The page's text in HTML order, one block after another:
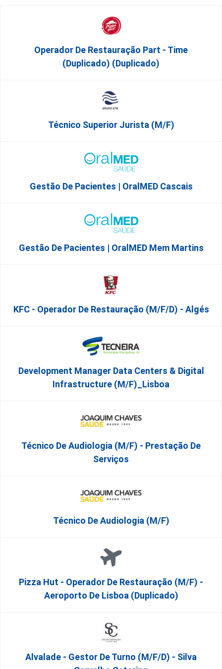
Operador De Restauração Part - Time
(Duplicado) (Duplicado)
Técnico Superior Jurista (m/f)
Gestão De Pacientes | OralMED Cascais
Gestão De Pacientes | OralMED Mem Martins
KFC - Operador De Restauração (m/f/d) - Algés
Development Manager Data Centers & Digital
Infrastructure (m/f)_Lisboa
Técnico De Audiologia (M/F) - Prestação De
Serviços
Técnico De Audiologia (M/F)
Pizza Hut - Operador De Restauração (m/f) -
Aeroporto De Lisboa (Duplicado)
Alvalade - Gestor De Turno (m/f/d) - Silva